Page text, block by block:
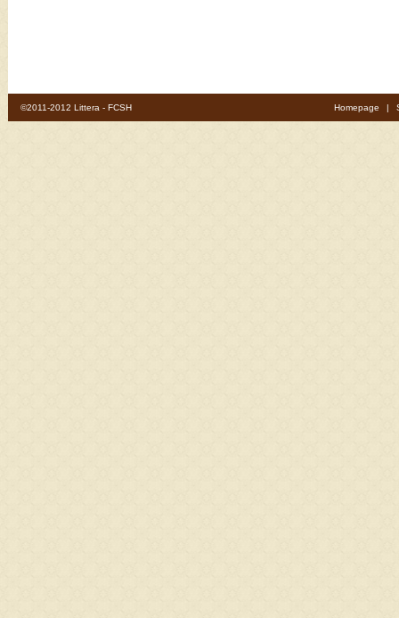
©2011-2012 Littera - FCSH Homepage |